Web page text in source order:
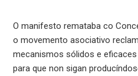
O manifesto remataba co
o movemento asociativo
mecanismos sólidos e
para que non sigan